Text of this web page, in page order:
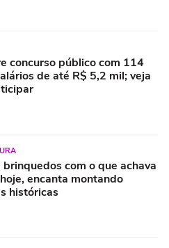
concurso público com 114
de até R$ 5,2 mil; veja
brinquedos com o que achava
encanta montando
históricas